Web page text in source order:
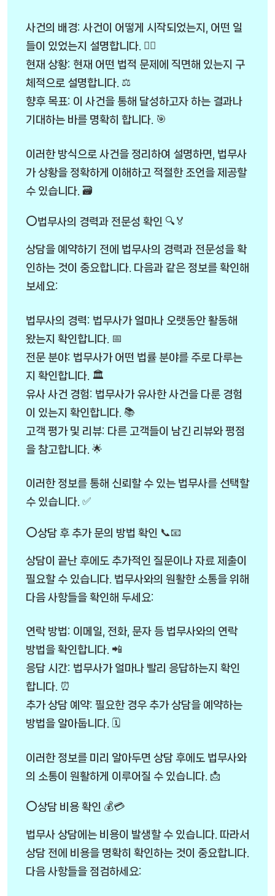
사건의 배경: 사건이 어떻게 시작되었는지, 어떤 일
들이 있었는지 설명합니다. 🕵️‍♂️
현재 상황: 현재 어떤 법적 문제에 직면해 있는지 구
체적으로 설명합니다. ⚖️
향후 목표: 이 사건을 통해 달성하고자 하는 결과나
기대하는 바를 명확히 합니다. 🎯
이러한 방식으로 사건을 정리하여 설명하면, 법무사
가 상황을 정확하게 이해하고 적절한 조언을 제공할
수 있습니다. 🗃️
⭕법무사의 경력과 전문성 확인 🔍🏅
상담을 예약하기 전에 법무사의 경력과 전문성을 확
인하는 것이 중요합니다. 다음과 같은 정보를 확인해
보세요:
법무사의 경력: 법무사가 얼마나 오랫동안 활동해
왔는지 확인합니다. 📅
전문 분야: 법무사가 어떤 법률 분야를 주로 다루는
지 확인합니다. 🏛️
유사 사건 경험: 법무사가 유사한 사건을 다룬 경험
이 있는지 확인합니다. 📚
고객 평가 및 리뷰: 다른 고객들이 남긴 리뷰와 평점
을 참고합니다. 🌟
이러한 정보를 통해 신뢰할 수 있는 법무사를 선택할
수 있습니다. ✅
⭕상담 후 추가 문의 방법 확인 📞📧
상담이 끝난 후에도 추가적인 질문이나 자료 제출이
필요할 수 있습니다. 법무사와의 원활한 소통을 위해
다음 사항들을 확인해 두세요:
연락 방법: 이메일, 전화, 문자 등 법무사와의 연락
방법을 확인합니다. 📲
응답 시간: 법무사가 얼마나 빨리 응답하는지 확인
합니다. ⏰
추가 상담 예약: 필요한 경우 추가 상담을 예약하는
방법을 알아둡니다. 🗓️
이러한 정보를 미리 알아두면 상담 후에도 법무사와
의 소통이 원활하게 이루어질 수 있습니다. 📩
⭕상담 비용 확인 💰💳
법무사 상담에는 비용이 발생할 수 있습니다. 따라서
상담 전에 비용을 명확히 확인하는 것이 중요합니다.
다음 사항들을 점검하세요: